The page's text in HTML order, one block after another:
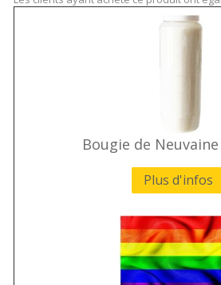
Bougie de
Plus d'infos